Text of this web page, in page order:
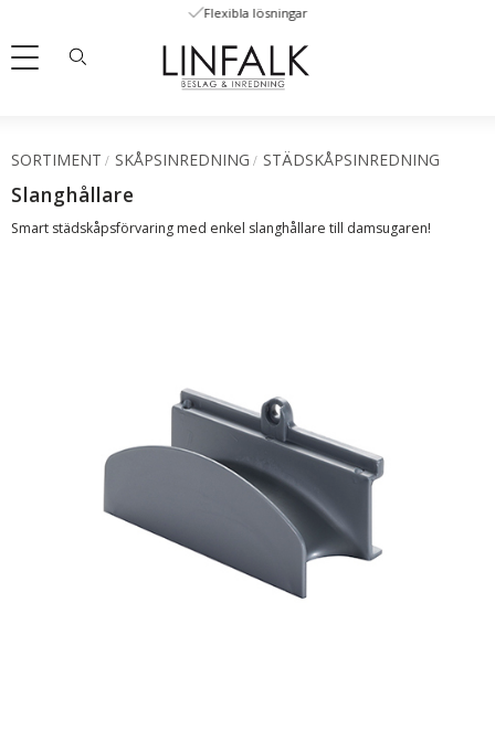
Meny
Flexibla lösningar
SORTIMENT SKÅPSINREDNING STÄDSKÅPSINREDNING
Slanghållare
Smart städskåpsförvaring med enkel slanghållare till damsugaren!